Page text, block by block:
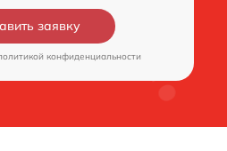
заявку
конфиденциальности